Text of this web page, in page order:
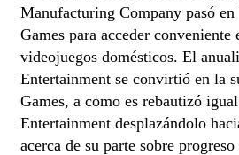
Manufacturing Company pasó
Games para acceder
videojuegos domésticos. El
Entertainment se convirtió en la
Games, a como es rebautizó
Entertainment desplazándolo
acerca de su parte sobre